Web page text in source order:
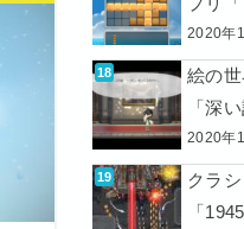
2020年
絵の
「深
2020年
クラ
「